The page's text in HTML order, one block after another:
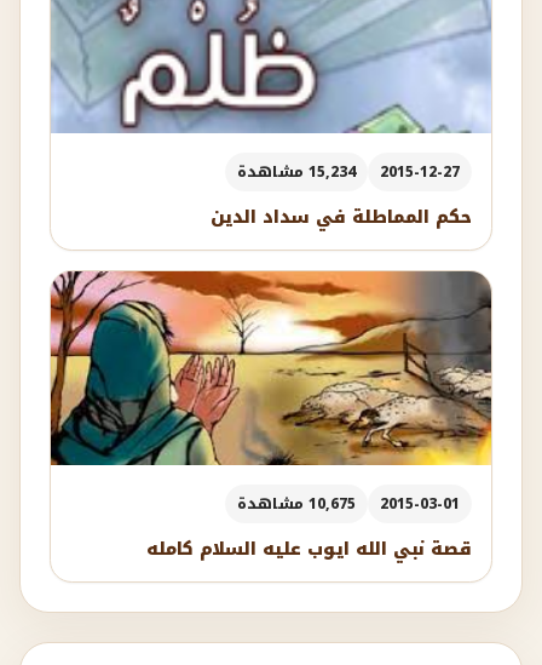
2015-12-27 15,234 مشاهدة
حكم المماطلة في سداد الدين
2015-03-01 10,675 مشاهدة
قصة نبي الله ايوب عليه السلام كامله